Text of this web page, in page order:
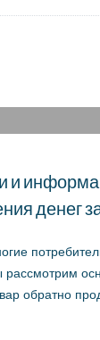
и
денег
обратно